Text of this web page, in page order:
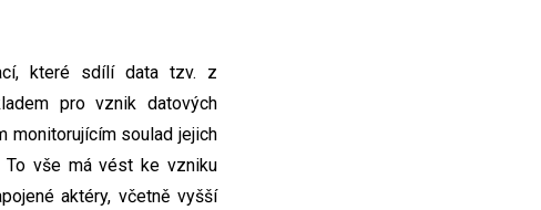
které sdílí data tzv. z
pro vznik datových
monitorujícím soulad jejich
To vše má vést ke vzniku
aktéry, včetně vyšší